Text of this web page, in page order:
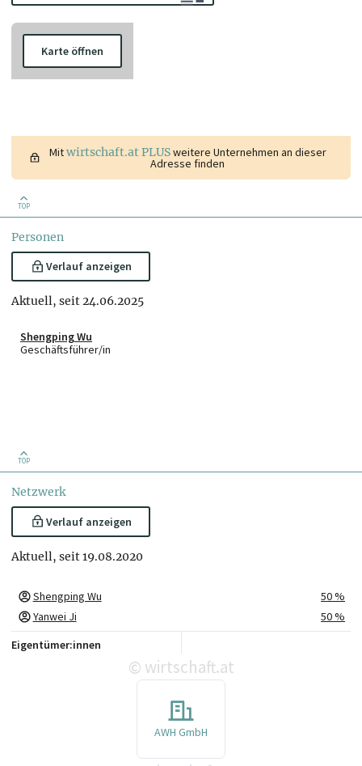
Karte öffnen
Mitwirtschaft.at PLUSweitere Unternehmen an dieser
Adresse finden
TOP
Personen
Verlauf anzeigen
Aktuell, seit 24.06.2025
Shengping Wu
Geschäftsführer/in
TOP
Netzwerk
Verlauf anzeigen
Aktuell, seit 19.08.2020
Shengping Wu
50 %
Yanwei Ji
50 %
Eigentümer:innen
© wirtschaft.at
AWH GmbH